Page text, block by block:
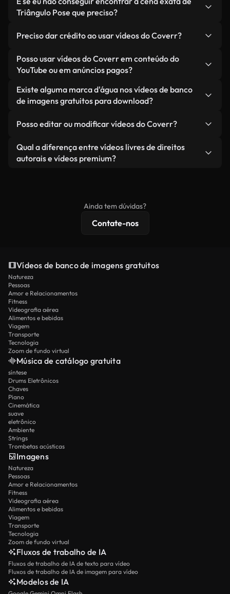
vídeos gerados por IA. Cada vídeo é claramente
identificado para que você sempre saiba o que
está usando.
otimizadas. Oferecemos formatos leves e prontos
— mantendo a alta qualidade, minimizando os
como LCP.
Triângulo Pose que preciso?
Coverr AI Studio. Basta descrever a cena — como
"Triângulo Pose ao pôr do sol" — e o Studio gerará
um vídeo personalizado para você em segundos,
alinhado com nossos padrões de licenciamento.
Preciso dar crédito ao usar vídeos do Coverr?
Não é necessário dar crédito. Todos os vídeos em
nossa biblioteca são livres de direitos autorais e
embora isso seja sempre bem-vindo.
Posso usar vídeos do Coverr em conteúdo do
YouTube ou em anúncios pagos?
Sim. Todas as imagens de arquivo da Coverr
podem ser usadas em vídeos monetizados do
de clientes — desde que você não esteja
como um produto independente.
Existe alguma marca d'água nos vídeos de banco
de imagens gratuitos para download?
reais ou gerados por IA — inclui marcas d'água.
Você recebe imagens limpas e prontas para usar.
Posso editar ou modificar vídeos do Coverr?
Sim. Você pode cortar, recortar ou remixar nossos
vídeos livremente. Apenas certifique-se de que o
Qual a diferença entre vídeos livres de direitos
autorais e vídeos premium?
licenciamento estendidas.
Ainda tem dúvidas?
Contate-nos
Vídeos de banco de imagens gratuitos
Natureza
Pessoas
Amor e Relacionamentos
Fitness
Videografia aérea
Alimentos e bebidas
Viagem
Transporte
Tecnologia
Zoom de fundo virtual
Música de catálogo gratuita
síntese
Drums Eletrônicos
Chaves
Piano
Cinemática
suave
eletrônico
Ambiente
Strings
Trombetas acústicas
Imagens
Natureza
Pessoas
Amor e Relacionamentos
Fitness
Videografia aérea
Alimentos e bebidas
Viagem
Transporte
Tecnologia
Zoom de fundo virtual
Fluxos de trabalho de IA
Fluxos de trabalho de IA de texto para vídeo
Fluxos de trabalho de IA de imagem para vídeo
Modelos de IA